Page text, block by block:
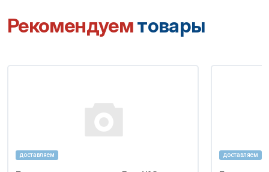
Рекомендуемтовары
доставляем доставляем